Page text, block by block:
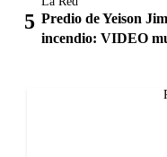
Predio de Yeison
incendio: VIDEO